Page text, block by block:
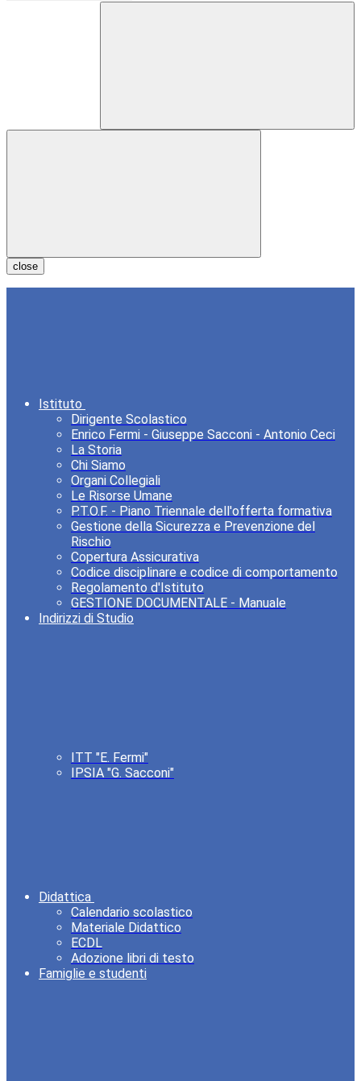
close
Istituto
Dirigente Scolastico
Enrico Fermi - Giuseppe Sacconi - Antonio Ceci
La Storia
Chi Siamo
Organi Collegiali
Le Risorse Umane
P.T.O.F. - Piano Triennale dell'offerta formativa
Gestione della Sicurezza e Prevenzione del
Rischio
Copertura Assicurativa
Codice disciplinare e codice di comportamento
Regolamento d'Istituto
GESTIONE DOCUMENTALE - Manuale
Indirizzi di Studio
ITT "E. Fermi"
IPSIA "G. Sacconi"
Didattica
Calendario scolastico
Materiale Didattico
ECDL
Adozione libri di testo
Famiglie e studenti